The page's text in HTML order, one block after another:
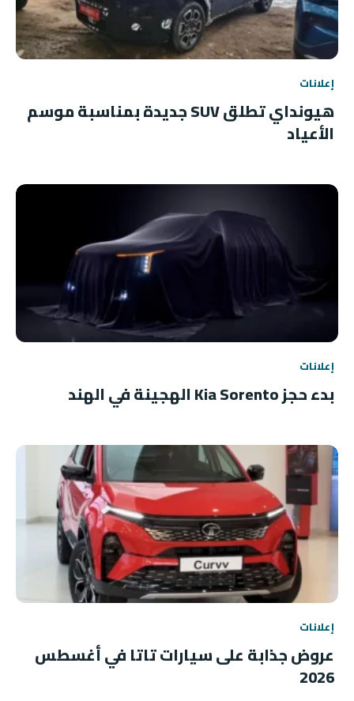
إعلانات
هيونداي تطلق SUV جديدة بمناسبة موسم
الأعياد
إعلانات
بدء حجز Kia Sorento الهجينة في الهند
إعلانات
عروض جذابة على سيارات تاتا في أغسطس
2026